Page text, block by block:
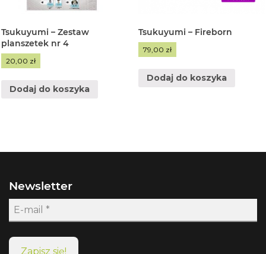
Tsukuyumi – Zestaw
planszetek nr 4
20,00 zł
Dodaj do koszyka
Tsukuyumi – Fireborn
79,00 zł
Dodaj do koszyka
Newsletter